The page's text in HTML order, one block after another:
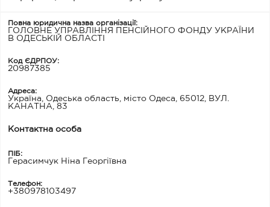
Повна юридична назва організації:
ГОЛОВНЕ УПРАВЛІННЯ ПЕНСІЙНОГО ФОНДУ УКРАЇНИ
В ОДЕСЬКІЙ ОБЛАСТІ
Код ЄДРПОУ:
20987385
Адреса:
Україна, Одеська область, місто Одеса, 65012, ВУЛ.
КАНАТНА, 83
Контактна особа
ПІБ:
Герасимчук Ніна Георгіївна
Телефон:
+380978103497